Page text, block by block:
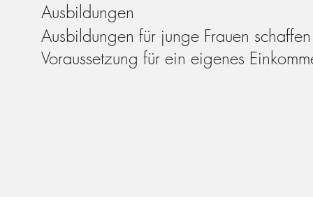
Ausbildungen
Ausbildungen für junge Frauen schaffen
Voraussetzung für ein eigenes